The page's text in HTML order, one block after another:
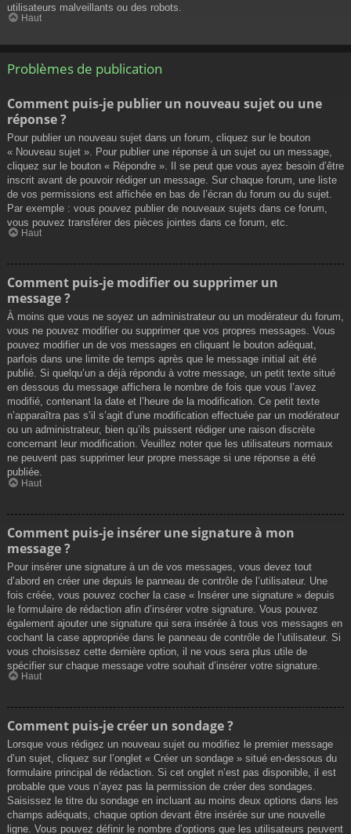
utilisateurs malveillants ou des robots.
Haut
Problèmes de publication
Comment puis-je publier un nouveau sujet ou une
réponse ?
Pour publier un nouveau sujet dans un forum, cliquez sur le bouton
« Nouveau sujet ». Pour publier une réponse à un sujet ou un message,
cliquez sur le bouton « Répondre ». Il se peut que vous ayez besoin d’être
inscrit avant de pouvoir rédiger un message. Sur chaque forum, une liste
de vos permissions est affichée en bas de l’écran du forum ou du sujet.
Par exemple : vous pouvez publier de nouveaux sujets dans ce forum,
vous pouvez transférer des pièces jointes dans ce forum, etc.
Haut
Comment puis-je modifier ou supprimer un
message ?
À moins que vous ne soyez un administrateur ou un modérateur du forum,
vous ne pouvez modifier ou supprimer que vos propres messages. Vous
pouvez modifier un de vos messages en cliquant le bouton adéquat,
parfois dans une limite de temps après que le message initial ait été
publié. Si quelqu’un a déjà répondu à votre message, un petit texte situé
en dessous du message affichera le nombre de fois que vous l’avez
modifié, contenant la date et l’heure de la modification. Ce petit texte
n’apparaîtra pas s’il s’agit d’une modification effectuée par un modérateur
ou un administrateur, bien qu’ils puissent rédiger une raison discrète
concernant leur modification. Veuillez noter que les utilisateurs normaux
ne peuvent pas supprimer leur propre message si une réponse a été
publiée.
Haut
Comment puis-je insérer une signature à mon
message ?
Pour insérer une signature à un de vos messages, vous devez tout
d’abord en créer une depuis le panneau de contrôle de l’utilisateur. Une
fois créée, vous pouvez cocher la case « Insérer une signature » depuis
le formulaire de rédaction afin d’insérer votre signature. Vous pouvez
également ajouter une signature qui sera insérée à tous vos messages en
cochant la case appropriée dans le panneau de contrôle de l’utilisateur. Si
vous choisissez cette dernière option, il ne vous sera plus utile de
spécifier sur chaque message votre souhait d’insérer votre signature.
Haut
Comment puis-je créer un sondage ?
Lorsque vous rédigez un nouveau sujet ou modifiez le premier message
d’un sujet, cliquez sur l’onglet « Créer un sondage » situé en-dessous du
formulaire principal de rédaction. Si cet onglet n’est pas disponible, il est
probable que vous n’ayez pas la permission de créer des sondages.
Saisissez le titre du sondage en incluant au moins deux options dans les
champs adéquats, chaque option devant être insérée sur une nouvelle
ligne. Vous pouvez définir le nombre d’options que les utilisateurs peuvent